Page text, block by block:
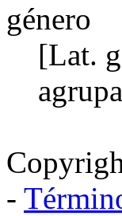
género
[Lat.
-